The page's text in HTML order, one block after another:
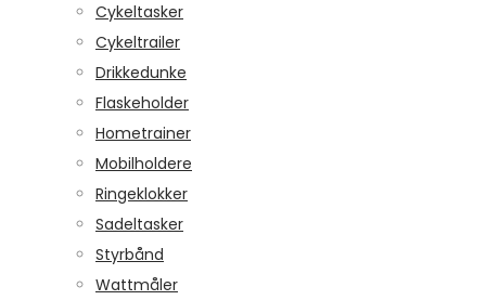
Cykeltasker
Cykeltrailer
Drikkedunke
Flaskeholder
Hometrainer
Mobilholdere
Ringeklokker
Sadeltasker
Styrbånd
Wattmåler